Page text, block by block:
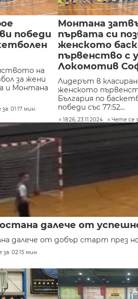
победи
на
за жени
и Монтана
01:17 мин.
Монтана
първата си
женското
първенство с
Локомотив
Лидерът в
женското
България по
победи със 77:52...
18:26, 23.11.2024 Чете се
далече от
далече от добър старт през
за: 02:15 мин.